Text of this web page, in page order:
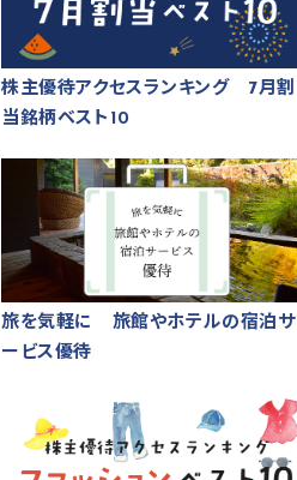
株主優待アクセスランキング 7月割
当銘柄ベスト10
旅を気軽に 旅館やホテルの宿泊サ
ービス優待